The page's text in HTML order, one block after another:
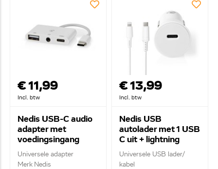
€ 11,99
Incl. btw
Nedis USB-C audio
adapter met
voedingsingang
CCGB64790WT01
Universele adapter
Merk Nedis
€ 13,99
Incl. btw
Nedis USB
autolader met 1 USB
C uit + lightning
kabel 2m
CCPDL20W111WT
Universele USB lader/
kabel